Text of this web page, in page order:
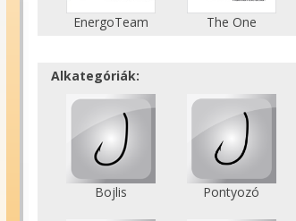
EnergoTeam The One
Alkategóriák:
Bojlis Pontyozó